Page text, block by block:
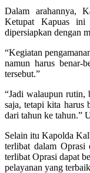
Dalam arahannya,
Ketupat Kapuas ini
dipersiapkan dengan
“Kegiatan
namun harus benar-
tersebut.”
“Jadi walaupun rutin,
saja, tetapi kita harus
dari tahun ke tahun.”
Selain itu Kapolda
terlibat dalam Oprasi
terlibat Oprasi dapat
pelayanan yang